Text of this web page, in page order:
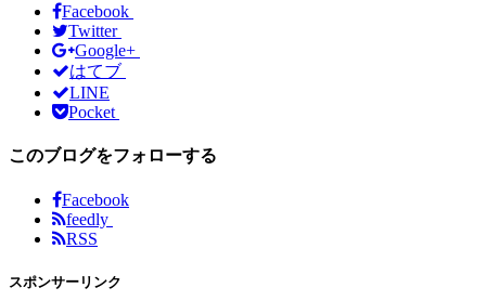
Facebook
Twitter
Google+
はてブ
LINE
Pocket
このブログをフォローする
Facebook
feedly
RSS
スポンサーリンク